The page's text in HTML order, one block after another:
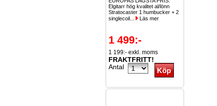
Elgitarr hög kvalitet al/lönn
Stratocaster 1 humbucker + 2
singlecoil...
Läs mer
1 499:-
1 199:- exkl. moms
FRAKTFRITT!
Antal